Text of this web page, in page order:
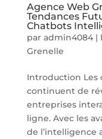
Agence Web
Tendances
Chatbots
par admin4084|
Grenelle
Introduction
continuent de
entreprises
ligne. Avec les
de l’intelligence